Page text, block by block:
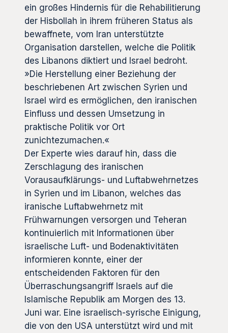
ein großes Hindernis für die Rehabilitierung
der Hisbollah in ihrem früheren Status als
bewaffnete, vom Iran unterstützte
Organisation darstellen, welche die Politik
des Libanons diktiert und Israel bedroht.
»Die Herstellung einer Beziehung der
beschriebenen Art zwischen Syrien und
Israel wird es ermöglichen, den iranischen
Einfluss und dessen Umsetzung in
praktische Politik vor Ort
zunichtezumachen.«
Der Experte wies darauf hin, dass die
Zerschlagung des iranischen
Vorausaufklärungs- und Luftabwehrnetzes
in Syrien und im Libanon, welches das
iranische Luftabwehrnetz mit
Frühwarnungen versorgen und Teheran
kontinuierlich mit Informationen über
israelische Luft- und Bodenaktivitäten
informieren konnte, einer der
entscheidenden Faktoren für den
Überraschungsangriff Israels auf die
Islamische Republik am Morgen des 13.
Juni war. Eine israelisch-syrische Einigung,
die von den USA unterstützt wird und mit